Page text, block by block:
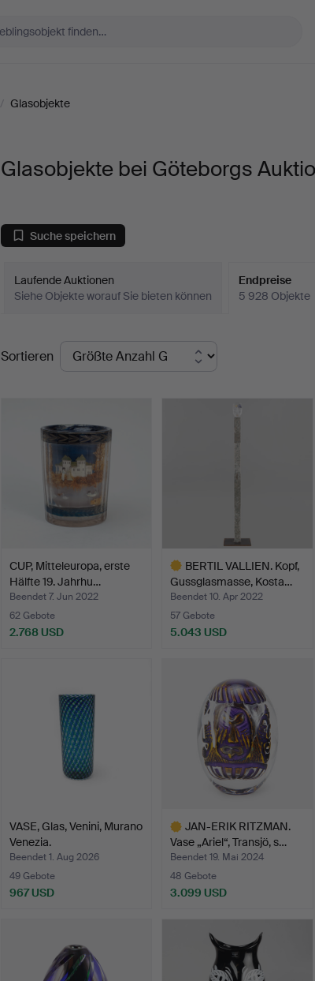
/ Glasobjekte
Glasobjekte bei Göteborgs
Suche speichern
Laufende Auktionen
Siehe Objekte worauf Sie bieten können
Endpreise
5 928 Objekte
Endpreise
Sortieren
CUP, Mitteleuropa, erste
Hälfte 19. Jahrhu…
Beendet 7. Jun 2022
62 Gebote
2.768 USD
BERTIL VALLIEN. Kopf,
Gussglasmasse, Kosta…
Beendet 10. Apr 2022
57 Gebote
5.043 USD
VASE, Glas, Venini, Murano
Venezia.
Beendet 1. Aug 2026
49 Gebote
967 USD
JAN-ERIK RITZMAN.
Vase „Ariel“, Transjö, s…
Beendet 19. Mai 2024
48 Gebote
3.099 USD